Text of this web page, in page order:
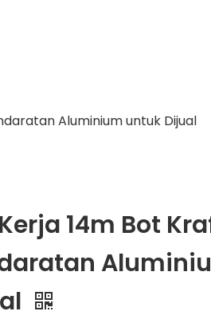
Aluminium untuk Dijual
14m Bot